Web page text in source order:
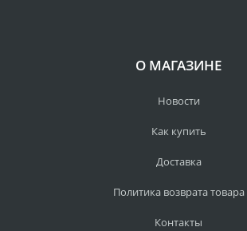
О МАГАЗИНЕ
Новости
Как купить
Доставка
Политика возврата товара
Контакты